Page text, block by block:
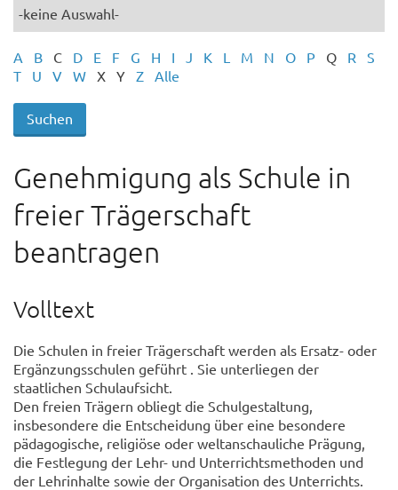
A B C D E F G H I J K L M N O P Q R
S
T
U V W X Y Z Alle
Genehmigung als Schule in
freier Trägerschaft
beantragen
Volltext
Die Schulen in freier Trägerschaft werden als Ersatz- oder
Ergänzungsschulen geführt . Sie unterliegen der
staatlichen Schulaufsicht.
Den freien Trägern obliegt die Schulgestaltung,
insbesondere die Entscheidung über eine besondere
pädagogische, religiöse oder weltanschauliche Prägung,
die Festlegung der Lehr- und Unterrichtsmethoden und
der Lehrinhalte sowie der Organisation des Unterrichts.